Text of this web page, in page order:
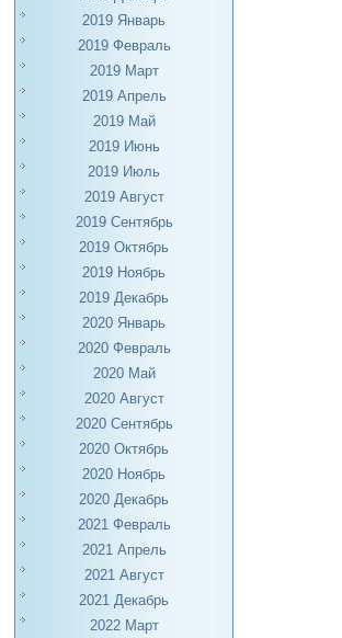
2019 Январь
2019 Февраль
2019 Март
2019 Апрель
2019 Май
2019 Июнь
2019 Июль
2019 Август
2019 Сентябрь
2019 Октябрь
2019 Ноябрь
2019 Декабрь
2020 Январь
2020 Февраль
2020 Май
2020 Август
2020 Сентябрь
2020 Октябрь
2020 Ноябрь
2020 Декабрь
2021 Февраль
2021 Апрель
2021 Август
2021 Декабрь
2022 Март